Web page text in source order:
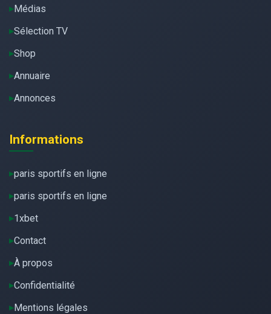
Médias
Sélection TV
Shop
Annuaire
Annonces
Informations
paris sportifs en ligne
paris sportifs en ligne
1xbet
Contact
À propos
Confidentialité
Mentions légales